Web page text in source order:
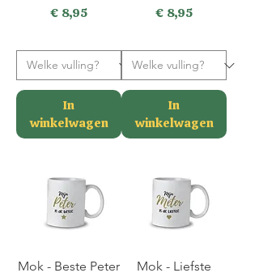
Prijs
€ 8,95
In
winkelwagen
Prijs
€ 8,95
In
winkelwagen
Mok - Beste Peter
Mok - Liefste